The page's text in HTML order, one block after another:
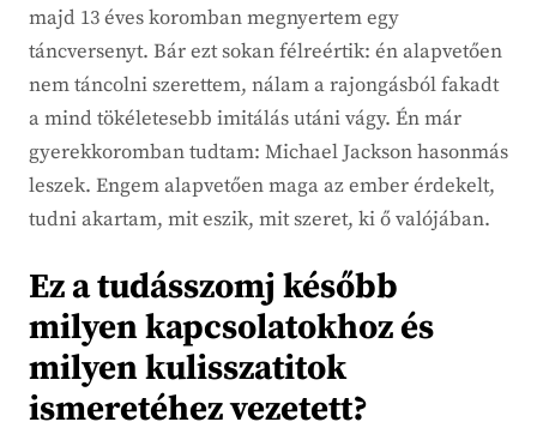
majd 13 éves koromban megnyertem egy
táncversenyt. Bár ezt sokan félreértik: én alapvetően
nem táncolni szerettem, nálam a rajongásból fakadt
a mind tökéletesebb imitálás utáni vágy. Én már
gyerekkoromban tudtam: Michael Jackson hasonmás
leszek. Engem alapvetően maga az ember érdekelt,
tudni akartam, mit eszik, mit szeret, ki ő valójában.
Ez a tudásszomj később
milyen kapcsolatokhoz és
milyen kulisszatitok
ismeretéhez vezetett?